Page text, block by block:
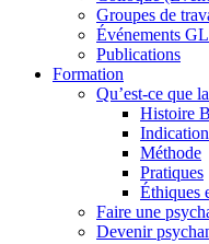
Groupes de
Événements
Publications
Formation
Qu’est-ce que
Histoire
Méthode
Pratiques
Éthiques
Faire une
Devenir